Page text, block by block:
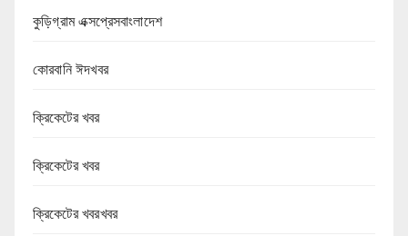
কুড়িগ্রাম এক্সপ্রেসবাংলাদেশ
কোরবানি ঈদখবর
ক্রিকেটের খবর
ক্রিকেটের খবর
ক্রিকেটের খবরখবর